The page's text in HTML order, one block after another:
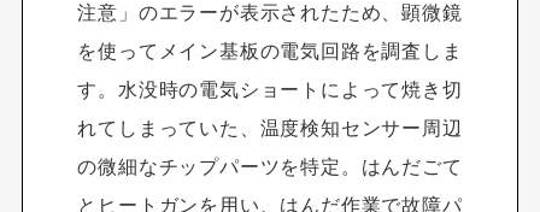
注意」のエラーが表示されたため、顕微鏡
を使ってメイン基板の電気回路を調査しま
す。水没時の電気ショートによって焼き切
れてしまっていた、温度検知センサー周辺
の微細なチップパーツを特定。はんだごて
とヒートガンを用い、はんだ作業で故障パ